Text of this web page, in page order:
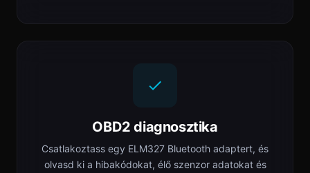
OBD2 diagnosztika
Csatlakoztass egy ELM327 Bluetooth adaptert, és
olvasd ki a hibakódokat, élő szenzor adatokat és